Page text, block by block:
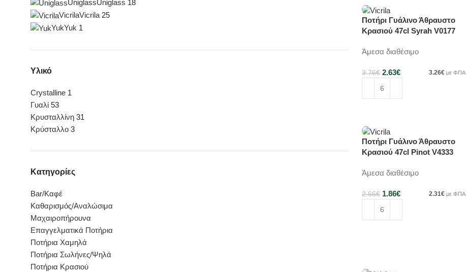
UniglassUniglass 18
VicrilaVicrila 25
YukYuk 1
Υλικό
Crystalline 1
Γυαλί 53
Κρυσταλλίνη 31
Κρύσταλλο 3
Κατηγορίες
Bar/Καφέ
Καθαρισμός/Αναλώσιμα
Μαχαιροπήρουνα
Επαγγελματικά Ποτήρια
Ποτήρια Χαμηλά
Ποτήρια Σωλήνες/Ψηλά
Ποτήρια Κρασιού
-30%
Ποτήρι Γυάλινο Άθραυστο
Κρασιού 47cl Syrah V0177
Άμεσα διαθέσιμο
3.76€ 2.63€ 3.26€ με ΦΠΑ
-30%
Ποτήρι Γυάλινο Άθραυστο
Κρασιού 47cl Pinot V4333
Άμεσα διαθέσιμο
2.66€ 1.86€ 2.31€ με ΦΠΑ